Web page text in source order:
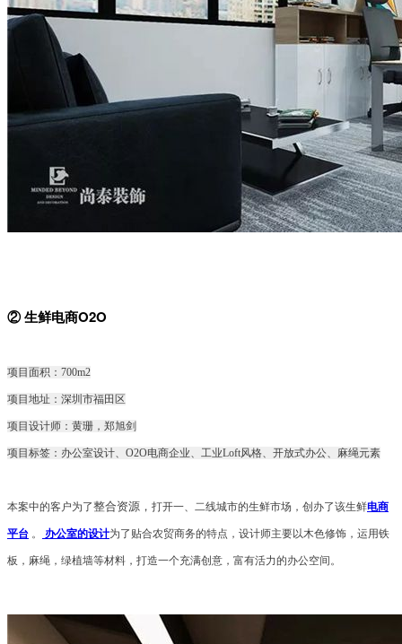
② 生鲜电商O2O
项目面积：700m2
项目地址：深圳市福田区
项目设计师：黄珊，郑旭剑
项目标签：办公室设计、O2O电商企业、工业Loft风格、开放式办公、麻绳元素
本案中的客户为了整合资源， 打开一、二线城市的生鲜市场，创办了该生鲜电商
平台 。 办公室的设计为了贴合农贸商务的特点，设计师主要以木色修饰，运用铁
板，麻绳，绿植墙等材料，打造一个充满创意，富有活力的办公空间。